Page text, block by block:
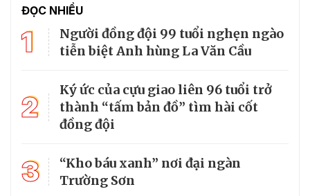
ĐỌC NHIỀU
1
Người đồng đội 99 tuổi nghẹn ngào
tiễn biệt Anh hùng La Văn Cầu
2
Ký ức của cựu giao liên 96 tuổi trở
thành “tấm bản đồ” tìm hài cốt
đồng đội
3
“Kho báu xanh” nơi đại ngàn
Trường Sơn